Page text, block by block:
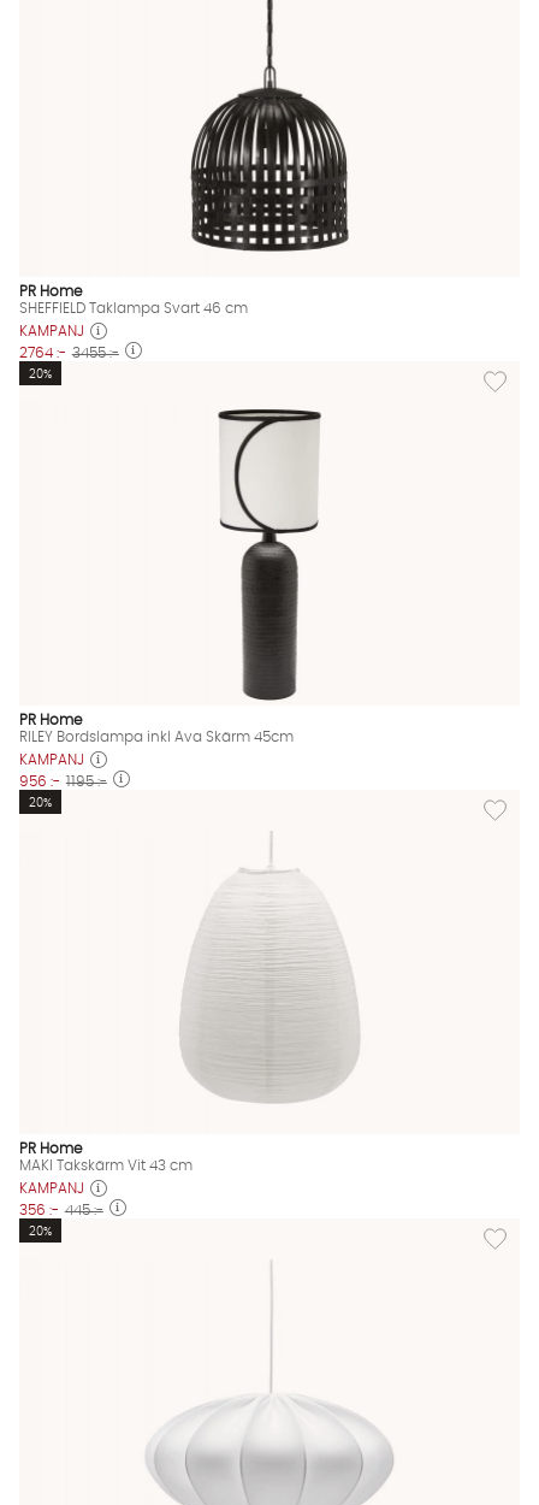
PR Home
SHEFFIELD Taklampa Svart 46 cm
KAMPANJ
2764 :- 3455 :-
Lägg
20%
PR Home
RILEY Bordslampa inkl Ava Skärm 45cm
KAMPANJ
956 :- 1195 :-
Lägg
20%
PR Home
MAKI Takskärm Vit 43 cm
KAMPANJ
356 :- 445 :-
Lägg
20%